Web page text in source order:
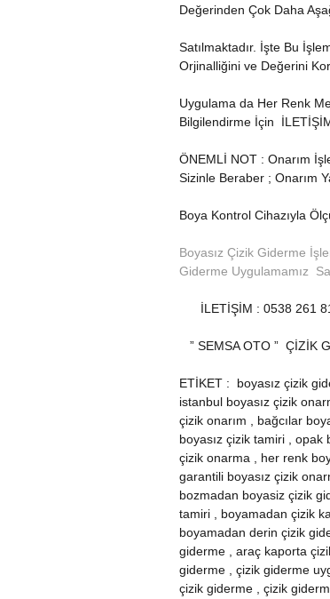
Değerinden Çok Daha
Satılmaktadır. İşte Bu
Orjinalliğini ve Değerini
Uygulama da Her Renk
Bilgilendirme İçin
ÖNEMLİ NOT : Onarım
Sizinle Beraber ; Onarım
Boya Kontrol Cihazıyla
Boyasız Çizik Giderme
Giderme Uygulamamız
İLETİŞİM : 0538 261
” SEMSA OTO ” ÇİZİK
ETİKET :
boyasız çizik
istanbul boyasız çizik
çizik onarım , bağcılar
boyasız çizik tamiri , opak
çizik onarma , her renk
garantili boyasız çizik
bozmadan boyasiz çizik
tamiri , boyamadan çizik
boyamadan derin çizik
giderme , araç kaporta
giderme , çizik giderme
çizik giderme , çizik